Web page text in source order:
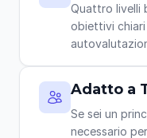
Quattro livelli
obiettivi
Adatto a
Se sei un
necessario